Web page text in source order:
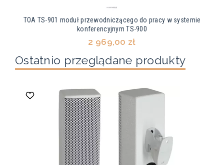
TOA TS-901 moduł przewodniczącego do pracy w systemie
konferencyjnym TS-900
2 969,00 zł
Ostatnio przeglądane produkty